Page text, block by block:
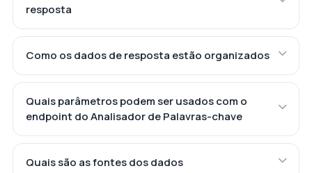
resposta
Como os dados de resposta estão organizados
Quais parâmetros podem ser usados com o
endpoint do Analisador de Palavras-chave
Quais são as fontes dos dados